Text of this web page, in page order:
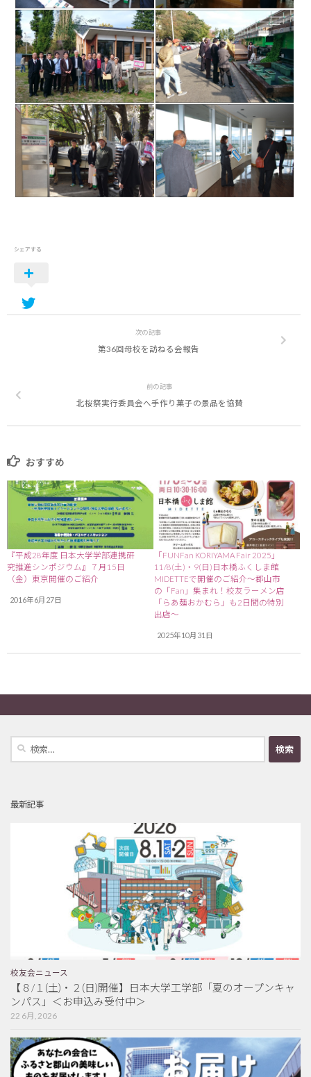
シェアする
次の記事
第36回母校を訪ねる会報告
前の記事
北桜祭実行委員会へ手作り菓子の景品を協賛
おすすめ
『平成28年度 日本大学学部連携研
究推進シンポジウム』７月15日
（金）東京開催のご紹介
2016年6月27日
「FUNFan KORIYAMA Fair 2025」
11/8(土)・9(日)日本橋ふくしま館
MIDETTEで開催のご紹介～郡山市
の「Fan」集まれ！校友ラーメン店
「らあ麺おかむら」も2日間の特別
出店～
2025年10月31日
最新記事
校友会ニュース
【８/１(土)・２(日)開催】日本大学工学部「夏のオープンキャ
ンパス」＜お申込み受付中＞
22 6月, 2026